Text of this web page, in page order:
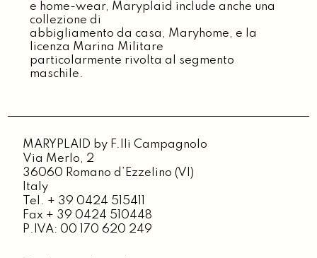
e home-wear, Maryplaid include anche una
collezione di
abbigliamento da casa, Maryhome, e la
licenza Marina Militare
particolarmente rivolta al segmento
maschile.
MARYPLAID by F.lli Campagnolo
Via Merlo, 2
36060 Romano d’Ezzelino (VI)
Italy
Tel. + 39 0424 515411
Fax + 39 0424 510448
P.IVA: 00 170 620 249